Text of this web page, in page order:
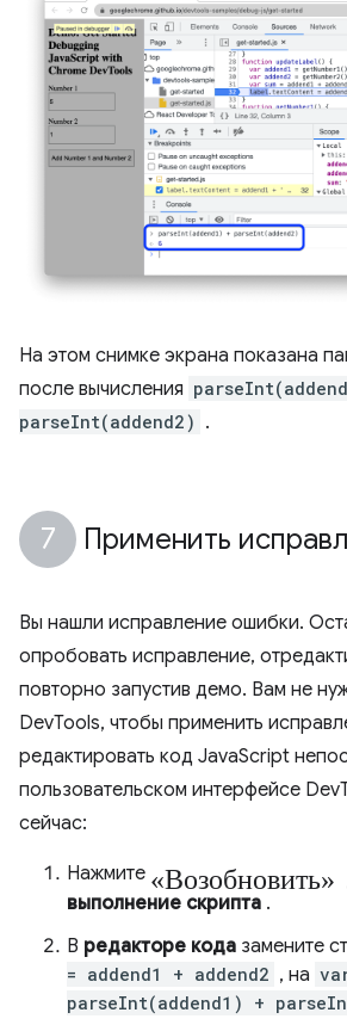
На этом снимке экрана показана
после вычисления
parseInt(addend2) .
Применить
Вы нашли исправление ошибки.
опробовать исправление,
повторно запустив демо. Вам не
DevTools, чтобы применить
редактировать код JavaScript
пользовательском интерфейсе
сейчас:
Нажмите «Возобновить».
выполнение скрипта .
В редакторе кода замените
= addend1 + addend2 , на
parseInt(addend1) +